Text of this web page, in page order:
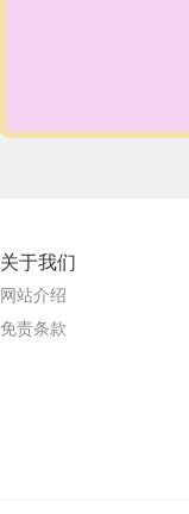
关于我们
网站介绍
免责条款